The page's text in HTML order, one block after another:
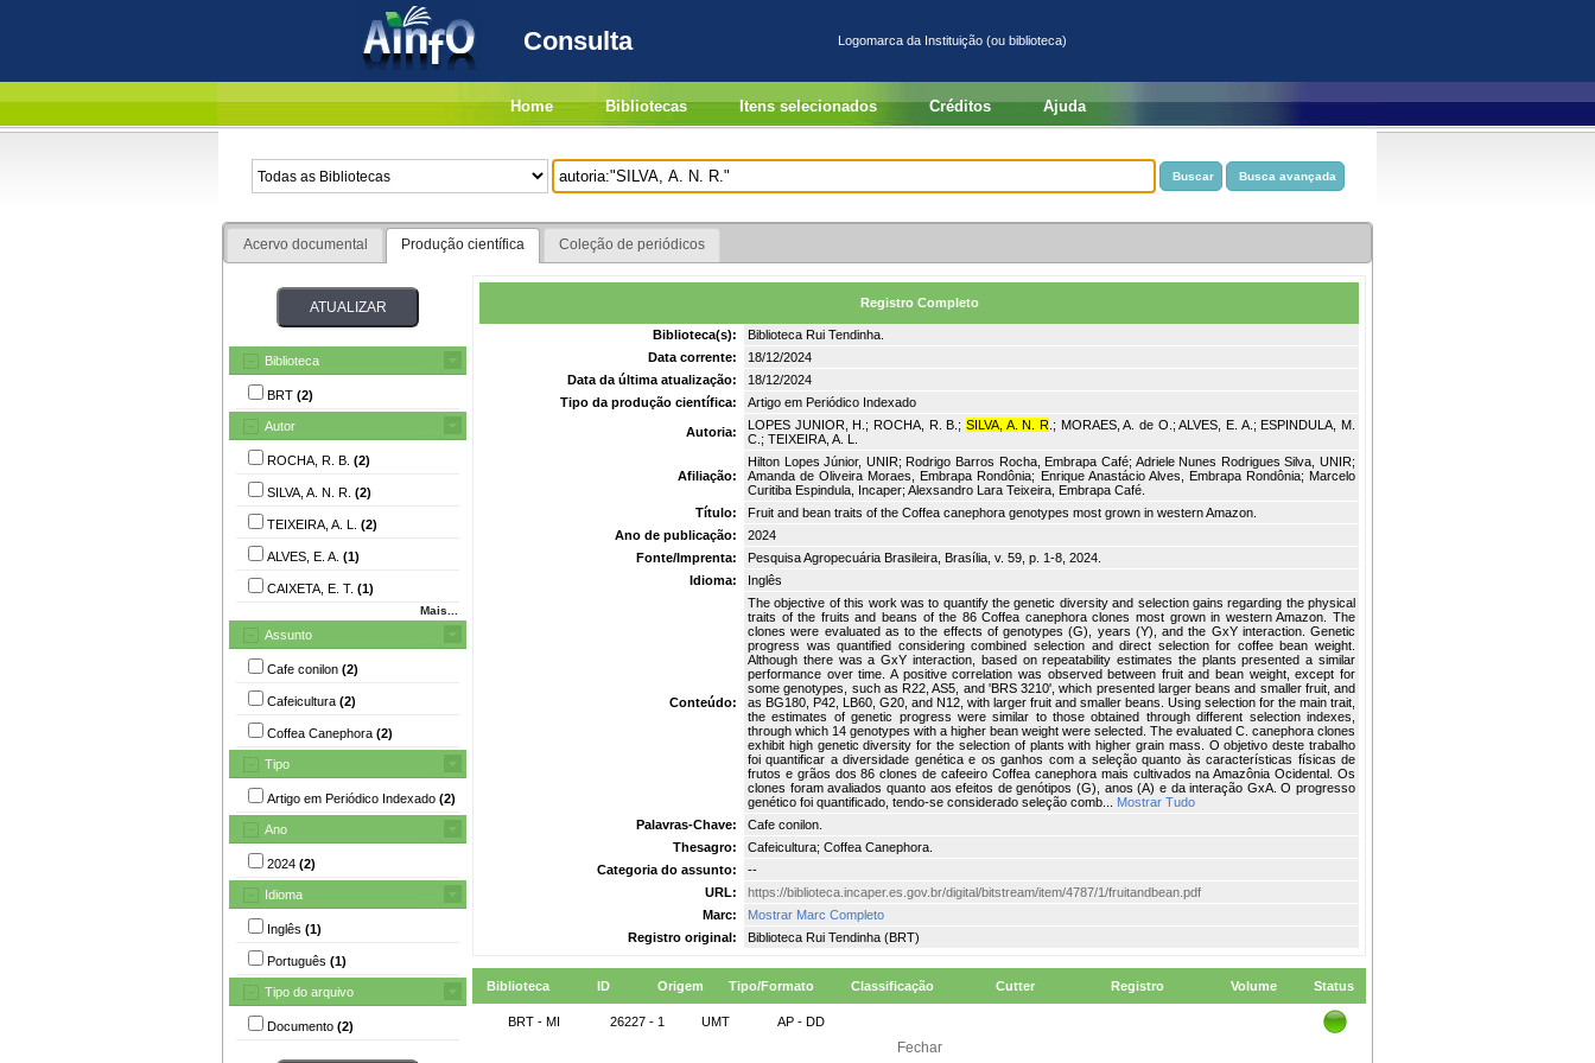
Consulta Logomarca da Instituição (ou biblioteca)
Home Bibliotecas Itens selecionados Créditos Ajuda
Acervo documental Produção científica Coleção de periódicos
Biblioteca
BRT (2)
Autor
ROCHA, R. B. (2)
SILVA, A. N. R. (2)
TEIXEIRA, A. L. (2)
ALVES, E. A. (1)
CAIXETA, E. T. (1)
Mais...
Assunto
Cafe conilon (2)
Cafeicultura (2)
Coffea Canephora (2)
Tipo
Artigo em Periódico Indexado (2)
Ano
2024 (2)
Idioma
Inglês (1)
Português (1)
Tipo do arquivo
Documento (2)
Registro Completo
Biblioteca(s):
Biblioteca Rui Tendinha.
Data corrente:
18/12/2024
Data da última atualização:
18/12/2024
Tipo da produção científica:
Artigo em Periódico Indexado
Autoria: LOPES JUNIOR, H.; ROCHA, R. B.; SILVA, A. N. R .; MORAES, A. de O.; ALVES, E. A.; ESPINDULA, M.
C.; TEIXEIRA, A. L.
Afiliação:
Hilton Lopes Júnior, UNIR; Rodrigo Barros Rocha, Embrapa Café; Adriele Nunes Rodrigues Silva, UNIR;
Amanda de Oliveira Moraes, Embrapa Rondônia; Enrique Anastácio Alves, Embrapa Rondônia; Marcelo
Curitiba Espindula, Incaper; Alexsandro Lara Teixeira, Embrapa Café.
Título:
Fruit and bean traits of the Coffea canephora genotypes most grown in western Amazon.
Ano de publicação:
2024
Fonte/Imprenta:
Pesquisa Agropecuária Brasileira, Brasília, v. 59, p. 1-8, 2024.
Idioma:
Inglês
Conteúdo:
The objective of this work was to quantify the genetic diversity and selection gains regarding the physical
traits of the fruits and beans of the 86 Coffea canephora clones most grown in western Amazon. The
clones were evaluated as to the effects of genotypes (G), years (Y), and the GxY interaction. Genetic
progress was quantified considering combined selection and direct selection for coffee bean weight.
Although there was a GxY interaction, based on repeatability estimates the plants presented a similar
performance over time. A positive correlation was observed between fruit and bean weight, except for
some genotypes, such as R22, AS5, and 'BRS 3210', which presented larger beans and smaller fruit, and
as BG180, P42, LB60, G20, and N12, with larger fruit and smaller beans. Using selection for the main trait,
the estimates of genetic progress were similar to those obtained through different selection indexes,
through which 14 genotypes with a higher bean weight were selected. The evaluated C. canephora clones
exhibit high genetic diversity for the selection of plants with higher grain mass. O objetivo deste trabalho
foi quantificar a diversidade genética e os ganhos com a seleção quanto às características físicas de
frutos e grãos dos 86 clones de cafeeiro Coffea canephora mais cultivados na Amazônia Ocidental. Os
clones foram avaliados quanto aos efeitos de genótipos (G), anos (A) e da interação GxA. O progresso
genético foi quantificado, tendo-se considerado seleção comb... Mostrar Tudo
Palavras-Chave:
Cafe conilon.
Thesagro:
Cafeicultura; Coffea Canephora.
Categoria do assunto:
--
URL:
https://biblioteca.incaper.es.gov.br/digital/bitstream/item/4787/1/fruitandbean.pdf
Marc:
Mostrar Marc Completo
Registro original:
Biblioteca Rui Tendinha (BRT)
Biblioteca ID Origem Tipo/Formato Classificação Cutter Registro Volume Status
BRT - MI 26227 - 1 UMT AP - DD
Fechar